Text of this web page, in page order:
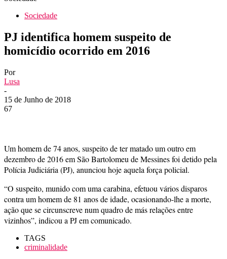
Sociedade
PJ identifica homem suspeito de
homicídio ocorrido em 2016
Por
Lusa
-
15 de Junho de 2018
67
Um homem de 74 anos, suspeito de ter matado um outro em
dezembro de 2016 em São Bartolomeu de Messines foi detido pela
Polícia Judiciária (PJ), anunciou hoje aquela força policial.
“O suspeito, munido com uma carabina, efetuou vários disparos
contra um homem de 81 anos de idade, ocasionando-lhe a morte,
ação que se circunscreve num quadro de más relações entre
vizinhos”, indicou a PJ em comunicado.
TAGS
criminalidade